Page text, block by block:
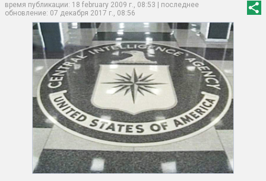
время публикации: 18 february 2009 г., 08:53 | последнее
обновление: 07 декабря 2017 г., 08:56